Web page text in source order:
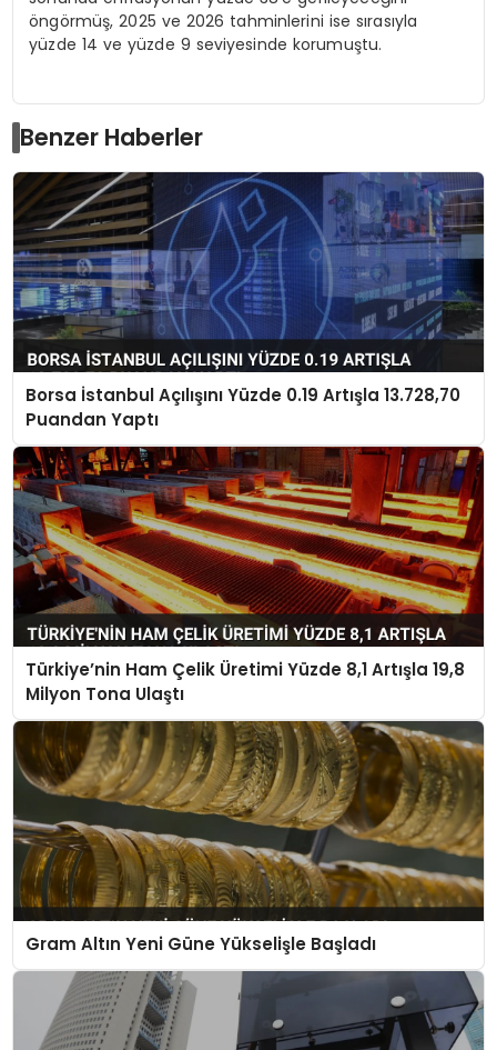
öngörmüş, 2025 ve 2026 tahminlerini ise sırasıyla
yüzde 14 ve yüzde 9 seviyesinde korumuştu.
Benzer Haberler
Borsa İstanbul Açılışını Yüzde 0.19 Artışla 13.728,70
Puandan Yaptı
Türkiye’nin Ham Çelik Üretimi Yüzde 8,1 Artışla 19,8
Milyon Tona Ulaştı
Gram Altın Yeni Güne Yükselişle Başladı